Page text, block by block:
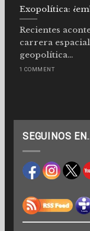
Exopolítica:
Recientes
carrera
geopolítica...
1 COMMENT
SEGUINOS